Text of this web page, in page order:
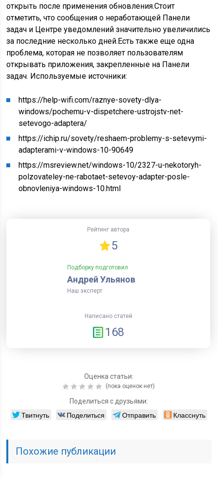
открыть после применения обновления.Стоит
отметить, что сообщения о неработающей Панели
задач и Центре уведомлений значительно увеличились
за последние несколько дней.Есть также еще одна
проблема, которая не позволяет пользователям
открывать приложения, закрепленные на Панели
задач. Используемые источники:
https://help-wifi.com/raznye-sovety-dlya-
windows/pochemu-v-dispetchere-ustrojstv-net-
setevogo-adaptera/
https://ichip.ru/sovety/reshaem-problemy-s-setevymi-
adapterami-v-windows-10-90649
https://msreview.net/windows-10/2327-u-nekotoryh-
polzovateley-ne-rabotaet-setevoy-adapter-posle-
obnovleniya-windows-10.html
Рейтинг автора
5
Подборку подготовил
Андрей Ульянов
Наш эксперт
Написано статей
168
Оценка статьи:
(пока оценок нет)
Поделиться с друзьями:
Твитнуть Поделиться Отправить Класснуть
Похожие публикации